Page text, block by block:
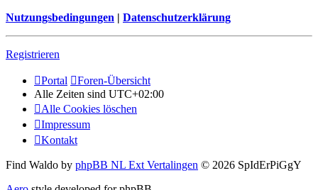
Nutzungsbedingungen | Datenschutzerklärung
Registrieren
Portal
Foren-Übersicht
Alle Zeiten sind UTC+02:00
Alle Cookies löschen
Impressum
Kontakt
Find Waldo by phpBB NL Ext Vertalingen © 2026 SpIdErPiGgY